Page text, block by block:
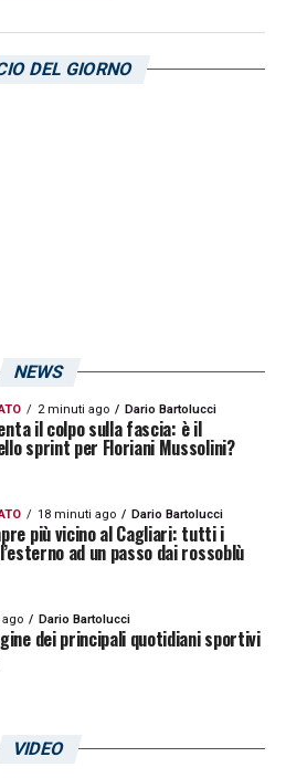
gli altri»
«Ci dispiace per com’è
stati veramente
fatto un’ottima gara,
Con il Pisa sarà una
fort
sono tutte forti,
se fosse l’ultima
DEL GIORNO
NEWS
2 minuti ago Dario Bartolucci
il colpo sulla fascia: è il
sprint per Floriani Mussolini?
18 minuti ago Dario Bartolucci
più vicino al Cagliari: tutti i
ad un passo dai rossoblù
ago Dario Bartolucci
dei principali quotidiani sportivi
VIDEO